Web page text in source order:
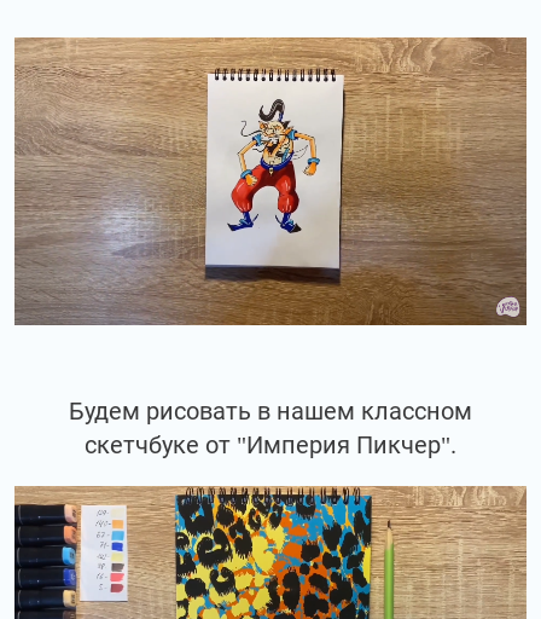
Будем рисовать в нашем классном
скетчбуке от "Империя Пикчер".